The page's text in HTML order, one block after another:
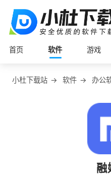
首页 软件 游戏
小杜下载站 → 软件 → 办公
融